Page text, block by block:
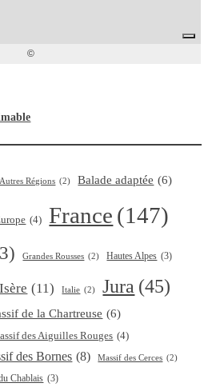
Autres Régions (2) Balade adaptée (6)
(4) France (147)
Grandes Rousses (2) Hautes Alpes (3)
Isère (11) Italie (2) Jura (45)
de la Chartreuse (6)
des Aiguilles Rouges (4)
des Bornes (8) Massif des Cerces (2)
Chablais (3)